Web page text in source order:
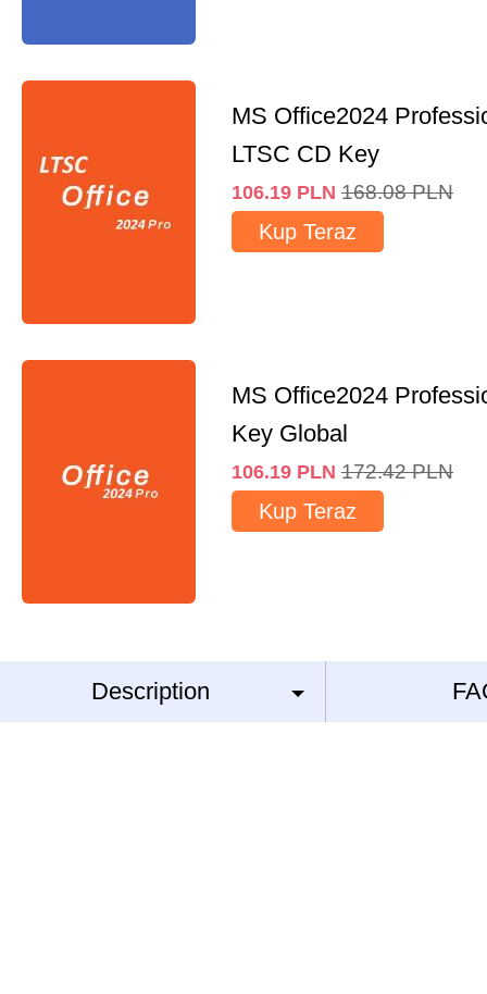
MS Office2024
LTSC CD Key
106.19 PLN 168.08 PLN
Kup Teraz
MS Office2024
Key Global
106.19 PLN 172.42 PLN
Kup Teraz
Description